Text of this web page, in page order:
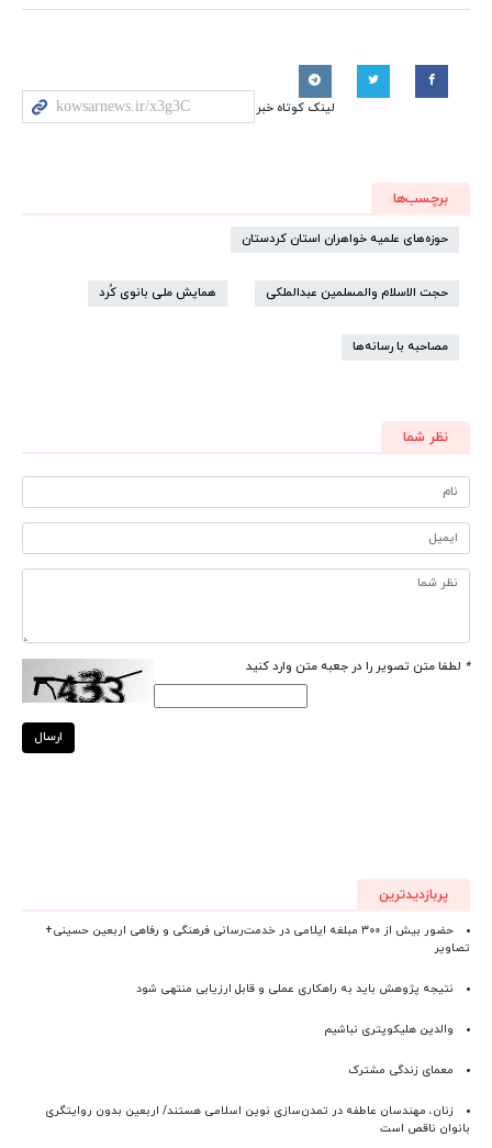
لینک کوتاه خبر
برچسب‌ها
حوزه‌های علمیه خواهران استان کردستان
حجت الاسلام والمسلمین عبدالملکی همایش ملی بانوی کُرد
مصاحبه با رسانه‌ها
نظر شما
* لطفا متن تصویر را در جعبه متن وارد کنید
ارسال
پربازدیدترین
حضور بیش از ۳۰۰ مبلغه ایلامی در خدمت‌رسانی فرهنگی و رفاهی اربعین حسینی+
تصاویر
نتیجه پژوهش باید به راهکاری عملی و قابل ارزیابی منتهی شود
والدین هلیکوپتری نباشیم
معمای زندگی مشترک
زنان، مهندسان عاطفه در تمدن‌سازی نوین اسلامی هستند/ اربعین بدون روایتگری
بانوان ناقص است